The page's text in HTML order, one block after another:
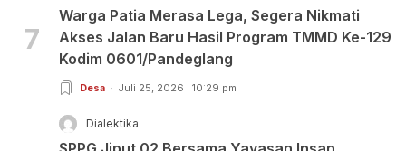
7
Warga Patia Merasa Lega, Segera Nikmati
Akses Jalan Baru Hasil Program TMMD Ke-129
Kodim 0601/Pandeglang
Desa Juli 25, 2026 | 10:29 pm
Dialektika